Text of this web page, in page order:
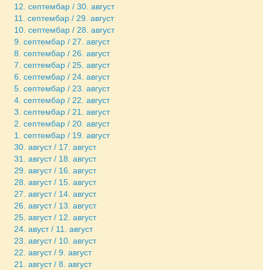
12. септембар / 30. август
11. септембар / 29. август
10. септембар / 28. август
9. септембар / 27. август
8. септембар / 26. август
7. септембар / 25. август
6. септембар / 24. август
5. септембар / 23. август
4. септембар / 22. август
3. септембар / 21. август
2. септембар / 20. август
1. септембар / 19. август
30. август / 17. август
31. август / 18. август
29. август / 16. август
28. август / 15. август
27. август / 14. август
26. август / 13. август
25. август / 12. август
24. авуст / 11. август
23. август / 10. август
22. август / 9. август
21. август / 8. август